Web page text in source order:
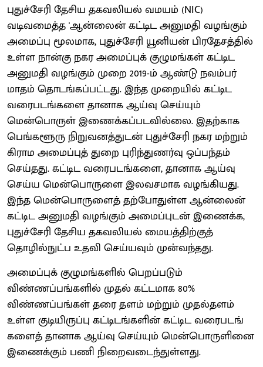
புதுச்சேரி தேசிய தகவலியல் வமயம் (NIC)
வடிவமைத்த 'ஆன்லைன் கட்டிட அனுமதி வழங்கும்
அமைப்பு மூலமாக, புதுச்சேரி யூனியன் பிரதேசத்தில்
உள்ள நான்கு நகர அமைப்புக் குழுமங்கள் கட்டிட
அனுமதி வழங்கும் முறை 2019-ம் ஆண்டு நவம்பர்
மாதம் தொடங்கப்பட்டது. இந்த முறையில் கட்டிட
வரைபடங்களை தானாக ஆய்வு செய்யும்
மென்பொருள் இணைக்கப்படவில்லை. இதற்காக
பெங்களூரு நிறுவனத்துடன் புதுச்சேரி நகர மற்றும்
கிராம அமைப்புத் துறை புரிந்துணர்வு ஒப்பந்தம்
செய்தது. கட்டிட வரைபடங்களை, தானாக ஆய்வு
செய்ய மென்பொருளை இலவசமாக வழங்கியது.
இந்த மென்பொருளைத் தற்போதுள்ள ஆன்லைன்
கட்டிட அனுமதி வழங்கும் அமைப்புடன் இணைக்க,
புதுச்சேரி தேசிய தகவலியல் மையத்திற்குத்
தொழில்நுட்ப உதவி செய்யவும் முன்வந்தது.
அமைப்புக் குழுமங்களில் பெறப்படும்
விண்ணப்பங்களில் முதல் கட்டமாக 80%
விண்ணப்பங்கள் தரை தளம் மற்றும் முதல்தளம்
உள்ள குடியிருப்பு கட்டிடங்களின் கட்டிட வரைபடங்
களைத் தானாக ஆய்வு செய்யும் மென்பொருளினை
இணைக்கும் பணி நிறைவடைந்துள்ளது.